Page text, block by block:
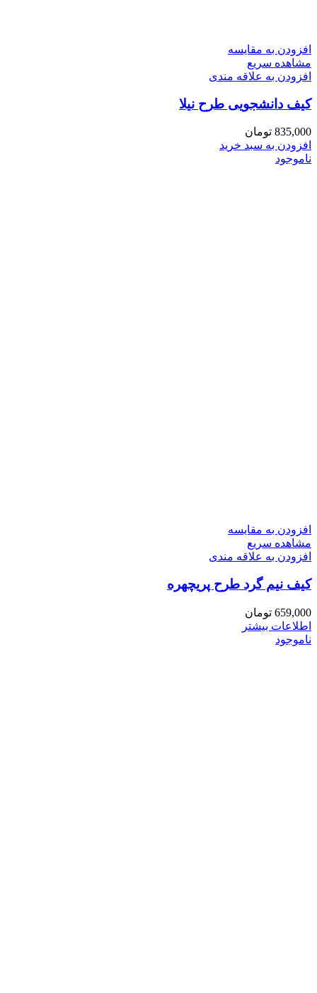
افزودن به مقایسه
مشاهده سریع
افزودن به علاقه مندی
کیف دانشجویی طرح نیلا
835,000 تومان
افزودن به سبد خرید
ناموجود
افزودن به مقایسه
مشاهده سریع
افزودن به علاقه مندی
کیف نیم گرد طرح پریچهره
659,000 تومان
اطلاعات بیشتر
ناموجود